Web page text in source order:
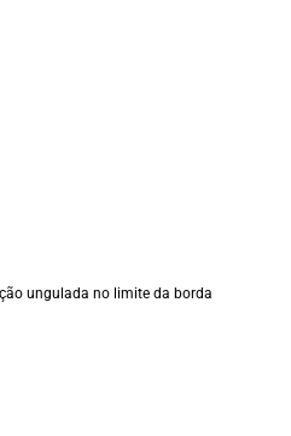
ungulada no limite da borda